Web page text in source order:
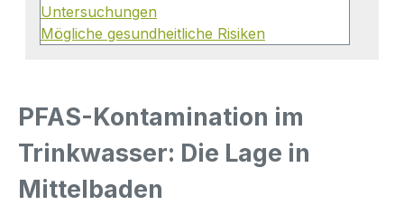
Untersuchungen
Mögliche gesundheitliche Risiken
PFAS-Kontamination im
Trinkwasser: Die Lage in
Mittelbaden